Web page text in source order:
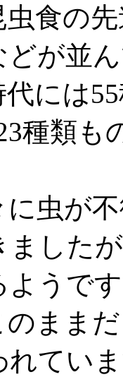
虫食の
どが並
代には
種類
に虫が
ました
ようで
まま
てい